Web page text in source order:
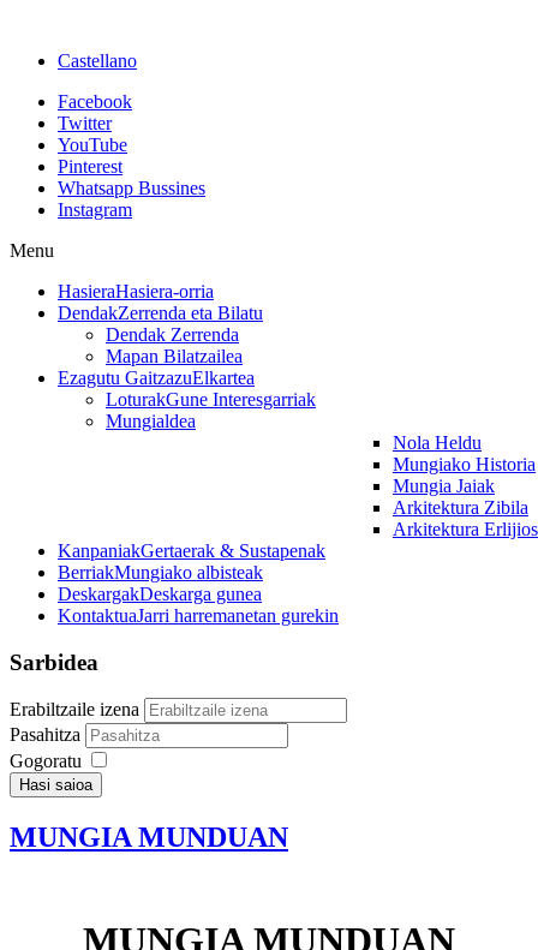
Castellano
Facebook
Twitter
YouTube
Pinterest
Whatsapp Bussines
Instagram
Menu
HasieraHasiera-orria
DendakZerrenda eta Bilatu
Dendak Zerrenda
Mapan Bilatzailea
Ezagutu GaitzazuElkartea
LoturakGune Interesgarriak
Mungialdea
Nola Heldu
Mungiako Historia
Mungia Jaiak
Arkitektura Zibila
Arkitektura
KanpaniakGertaerak & Sustapenak
BerriakMungiako albisteak
DeskargakDeskarga gunea
KontaktuaJarri harremanetan gurekin
Sarbidea
Erabiltzaile izena
Pasahitza
Gogoratu
Hasi saioa
MUNGIA MUNDUAN
MUNGIA MUNDUAN